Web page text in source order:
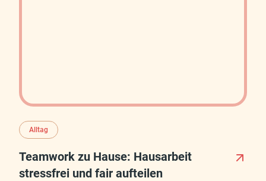
Alltag
Teamwork zu Hause: Hausarbeit
stressfrei und fair aufteilen